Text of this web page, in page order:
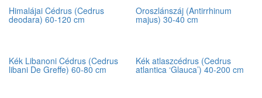
Himalájai Cédrus (Cedrus
deodara) 60-120 cm
Oroszlánszáj (Antirrhinum
majus) 30-40 cm
Kék Libanoni Cédrus (Cedrus
libani De Greffe) 60-80 cm
Kék atlaszcédrus (Cedrus
atlantica ‘Glauca’) 40-200 cm